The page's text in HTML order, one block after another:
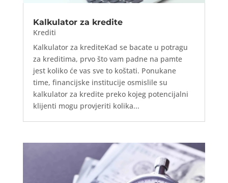
Kalkulator za kredite
Krediti
Kalkulator za krediteKad se bacate u potragu
za kreditima, prvo što vam padne na pamte
jest koliko će vas sve to koštati. Ponukane
time, financijske institucije osmislile su
kalkulator za kredite preko kojeg potencijalni
klijenti mogu provjeriti kolika...